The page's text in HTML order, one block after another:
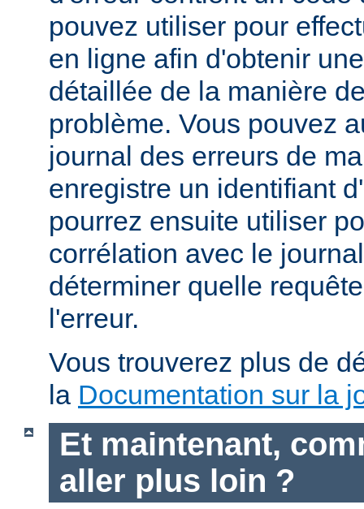
pouvez utiliser pour
en ligne afin d'obtenir
détaillée de la manière
problème. Vous pouvez
journal des erreurs de
enregistre un identifiant
pourrez ensuite utiliser
corrélation avec le
déterminer quelle
l'erreur.
Vous trouverez plus de
la Documentation sur la
Et maintenant,
aller plus loin ?